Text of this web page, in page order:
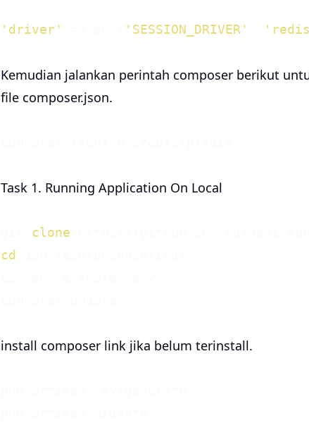
'driver' 'SESSION_DRIVER'
Kemudian jalankan perintah composer berikut
file composer.json.
Task 1. Running Application On Local
clone
cd
install composer link jika belum terinstall.